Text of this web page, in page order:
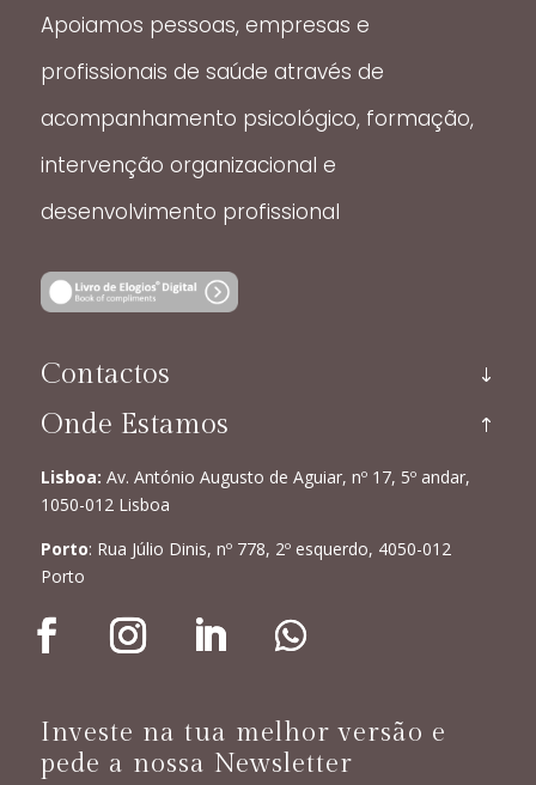
Apoiamos pessoas, empresas e
profissionais de saúde através de
acompanhamento psicológico, formação,
intervenção organizacional e
desenvolvimento profissional
Contactos
Onde Estamos
Lisboa: Av. António Augusto de Aguiar, nº 17, 5º andar,
1050-012 Lisboa
Porto: Rua Júlio Dinis, nº 778, 2º esquerdo, 4050-012
Porto
Investe na tua melhor versão e
pede a nossa Newsletter